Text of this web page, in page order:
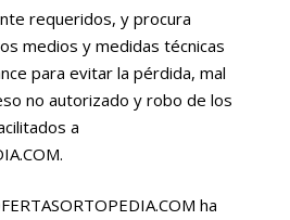
requeridos, y procura
medios y medidas técnicas
para evitar la pérdida, mal
no autorizado y robo de los
a
ha